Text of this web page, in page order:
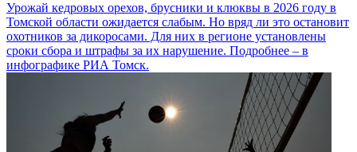
Урожай кедровых орехов, брусники и клюквы в 2026 году в
Томской области ожидается слабым. Но вряд ли это остановит
охотников за дикоросами. Для них в регионе установлены
сроки сбора и штрафы за их нарушение. Подробнее – в
инфографике РИА Томск.